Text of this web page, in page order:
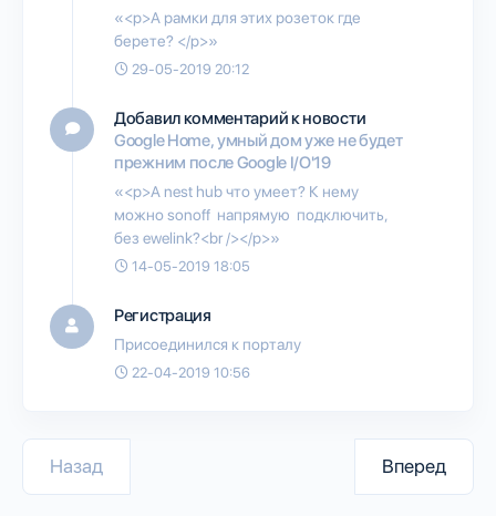
«<p>А рамки для этих розеток где
берете? </p>»
29-05-2019 20:12
Добавил комментарий к новости
Google Home, умный дом уже не будет
прежним после Google I/O'19
«<p>А nest hub что умеет? К нему
можно sonoff напрямую подключить,
без ewelink?<br /></p>»
14-05-2019 18:05
Регистрация
Присоединился к порталу
22-04-2019 10:56
Назад Вперед